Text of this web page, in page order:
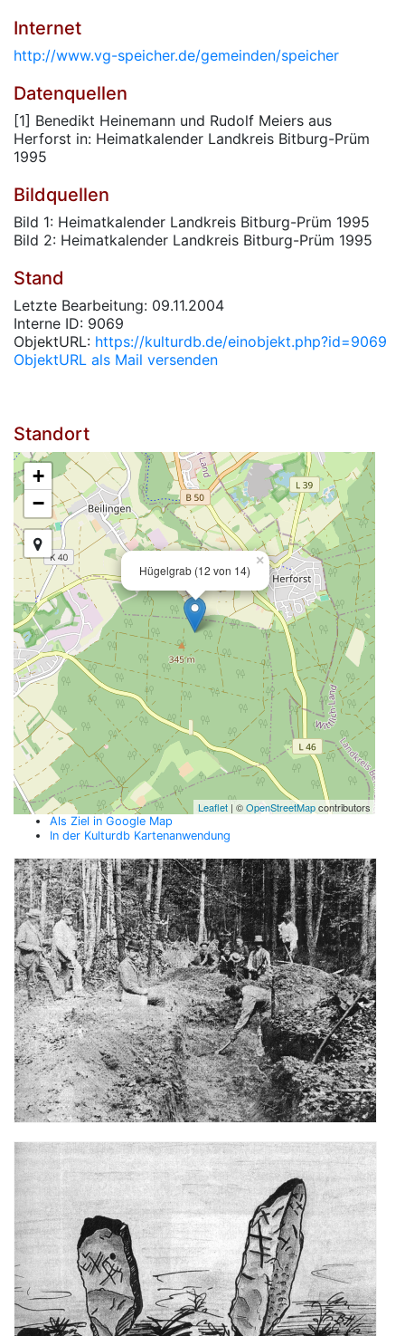
Internet
http://www.vg-speicher.de/gemeinden/speicher
Datenquellen
[1] Benedikt Heinemann und Rudolf Meiers aus
Herforst in: Heimatkalender Landkreis Bitburg-Prüm
1995
Bildquellen
Bild 1: Heimatkalender Landkreis Bitburg-Prüm 1995
Bild 2: Heimatkalender Landkreis Bitburg-Prüm 1995
Stand
Letzte Bearbeitung: 09.11.2004
Interne ID: 9069
ObjektURL: https://kulturdb.de/einobjekt.php?id=9069
ObjektURL als Mail versenden
Standort
Hügelgrab (12 von 14)
×
+
−
Leaflet | ©OpenStreetMapcontributors
Als Ziel in Google Map
In der Kulturdb Kartenanwendung